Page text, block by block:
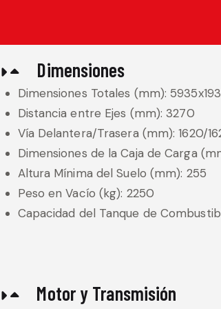
Dimensiones
Dimensiones Totales (mm):
Distancia entre Ejes (mm): 3270
Vía Delantera/Trasera (mm): 1620/
Dimensiones de la Caja de Carga
Altura Mínima del Suelo (mm): 255
Peso en Vacío (kg): 2250
Capacidad del Tanque de
Motor y Transmisión